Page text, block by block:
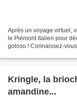
Après un voyage virtuel,
le Piémont italien pour
goloso ! Connaissez-
Kringle, la
amandine...